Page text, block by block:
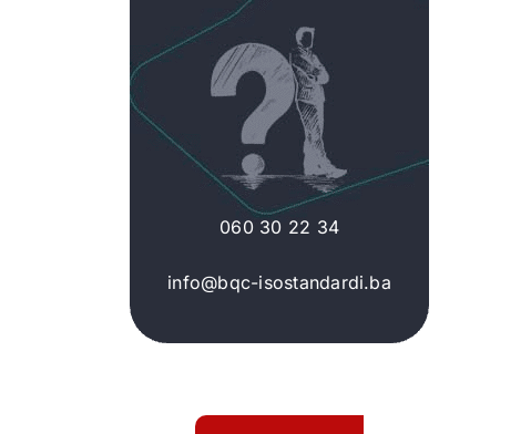
060 30 22 34
info@bqc-isostandardi.ba